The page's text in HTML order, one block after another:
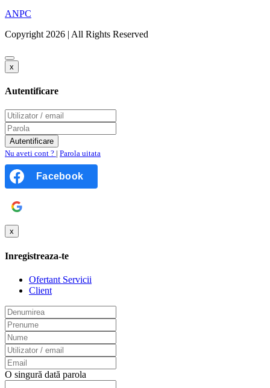
ANPC
Copyright 2026 | All Rights Reserved
x
Autentificare
Nu aveti cont ? | Parola uitata
Facebook
x
Inregistreaza-te
Ofertant Servicii
Client
O singură dată parola